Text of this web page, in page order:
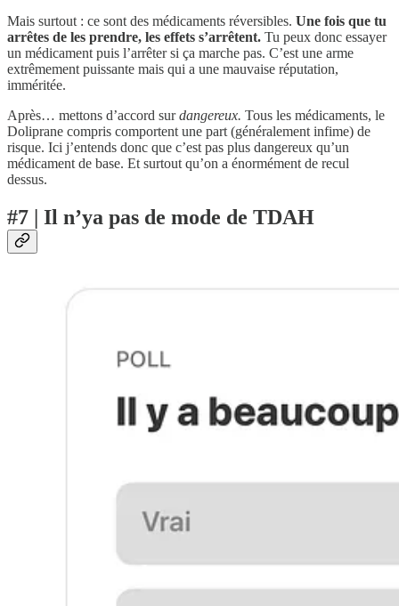
Mais surtout : ce sont des médicaments réversibles. Une fois que tu
arrêtes de les prendre, les effets s’arrêtent. Tu peux donc essayer
un médicament puis l’arrêter si ça marche pas. C’est une arme
extrêmement puissante mais qui a une mauvaise réputation,
imméritée.
Après… mettons d’accord surdangereux. Tous les médicaments, le
Doliprane compris comportent une part (généralement infime) de
risque. Ici j’entends donc que c’est pas plus dangereux qu’un
médicament de base. Et surtout qu’on a énormément de recul
dessus.
#7 | Il n’ya pas de mode de TDAH